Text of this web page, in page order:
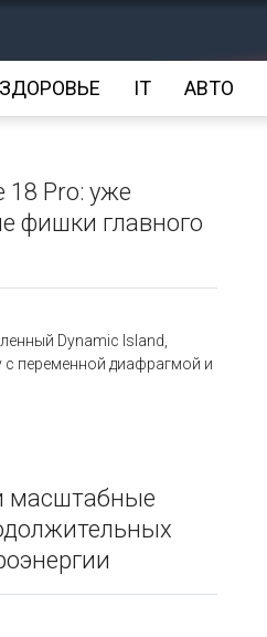
ЗДОРОВЬЕ IT АВТО
18 Pro: уже
фишки главного
Dynamic Island,
переменной диафрагмой и
масштабные